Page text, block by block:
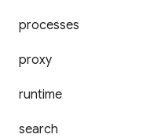
processes
proxy
runtime
search